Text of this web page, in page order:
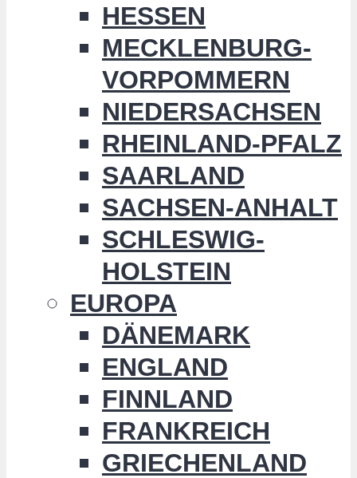
HESSEN
MECKLENBURG-
VORPOMMERN
NIEDERSACHSEN
RHEINLAND-PFALZ
SAARLAND
SACHSEN-ANHALT
SCHLESWIG-
HOLSTEIN
EUROPA
DÄNEMARK
ENGLAND
FINNLAND
FRANKREICH
GRIECHENLAND